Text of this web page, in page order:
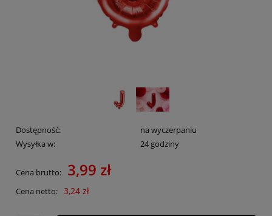
Dostępność:
na wyczerpaniu
Wysyłka w:
24 godziny
Cena brutto: 3,99 zł
Cena netto: 3,24 zł